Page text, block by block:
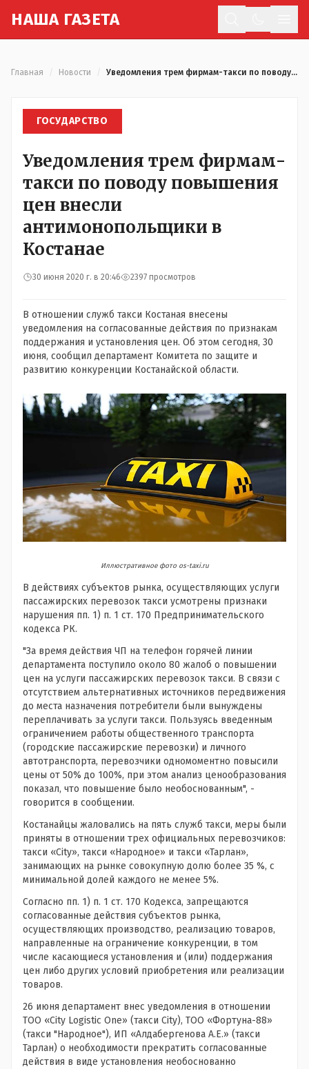
НАША ГАЗЕТА
Главная Новости Уведомления трем фирмам-такси по поводу повышения цен внесли антимонопольщики в Костанае
ГОСУДАРСТВО
Уведомления трем фирмам-
такси по поводу повышения
цен внесли
антимонопольщики в
Костанае
30 июня 2020 г. в 20:46 2397 просмотров
В отношении служб такси Костаная внесены
уведомления на согласованные действия по признакам
поддержания и установления цен. Об этом сегодня, 30
июня, сообщил департамент Комитета по защите и
развитию конкуренции Костанайской области.
Иллюстративное фото os-taxi.ru
В действиях субъектов рынка, осуществляющих услуги
пассажирских перевозок такси усмотрены признаки
нарушения пп. 1) п. 1 ст. 170 Предпринимательского
кодекса РК.
"За время действия ЧП на телефон горячей линии
департамента поступило около 80 жалоб о повышении
цен на услуги пассажирских перевозок такси. В связи с
отсутствием альтернативных источников передвижения
до места назначения потребители были вынуждены
переплачивать за услуги такси. Пользуясь введенным
ограничением работы общественного транспорта
(городские пассажирские перевозки) и личного
автотранспорта, перевозчики одномоментно повысили
цены от 50% до 100%, при этом анализ ценообразования
показал, что повышение было необоснованным", -
говорится в сообщении.
Костанайцы жаловались на пять служб такси, меры были
приняты в отношении трех официальных перевозчиков:
такси «City», такси «Народное» и такси «Тарлан»,
занимающих на рынке совокупную долю более 35 %, с
минимальной долей каждого не менее 5%.
Согласно пп. 1) п. 1 ст. 170 Кодекса, запрещаются
согласованные действия субъектов рынка,
осуществляющих производство, реализацию товаров,
направленные на ограничение конкуренции, в том
числе касающиеся установления и (или) поддержания
цен либо других условий приобретения или реализации
товаров.
26 июня департамент внес уведомления в отношении
ТОО «City Logistic One» (такси City), ТОО «Фортуна-88»
(такси "Народное"), ИП «Алдабергенова А.Е.» (такси
Тарлан) о необходимости прекратить согласованные
действия в виде установления необоснованно